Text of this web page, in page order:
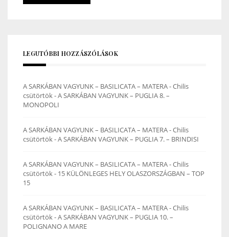
LEGUTÓBBI HOZZÁSZÓLÁSOK
A SARKÁBAN VAGYUNK – BASILICATA – MATERA - Chilis
csütörtök-A SARKÁBAN VAGYUNK – PUGLIA 8. –
MONOPOLI
A SARKÁBAN VAGYUNK – BASILICATA – MATERA - Chilis
csütörtök-A SARKÁBAN VAGYUNK – PUGLIA 7. – BRINDISI
A SARKÁBAN VAGYUNK – BASILICATA – MATERA - Chilis
csütörtök- 15 KÜLÖNLEGES HELY OLASZORSZÁGBAN – TOP
15
A SARKÁBAN VAGYUNK – BASILICATA – MATERA - Chilis
csütörtök-A SARKÁBAN VAGYUNK – PUGLIA 10. –
POLIGNANO A MARE